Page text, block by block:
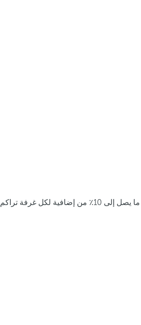
ما يصل إلى 10٪ من إضافية لكل غرفة تراكم